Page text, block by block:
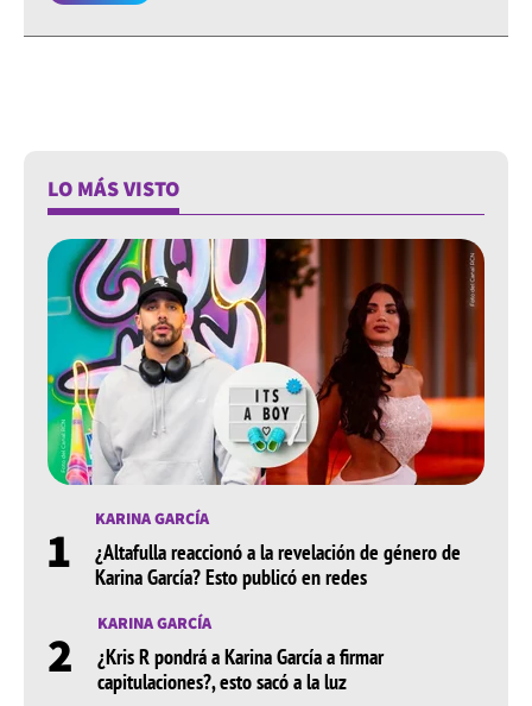
LO MÁS VISTO
1 KARINA GARCÍA
¿Altafulla reaccionó a la revelación de género de
Karina García? Esto publicó en redes
2 KARINA GARCÍA
¿Kris R pondrá a Karina García a firmar
capitulaciones?, esto sacó a la luz